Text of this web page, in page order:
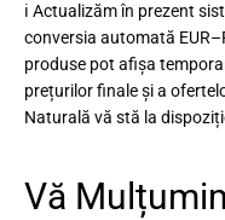
ℹ️ Actualizăm în prezent
conversia automată
produse pot afișa
prețurilor finale și a
Naturală vă stă la
Vă